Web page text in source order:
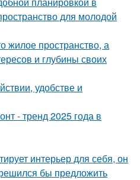
для молодой
жилое пространство, а
и глубины своих
удобстве и
- тренд 2025 года в
интерьер для себя, он
бы предложить